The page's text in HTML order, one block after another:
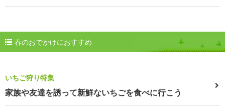
春のおでかけにおすすめ
いちご狩り特集
家族や友達を誘って新鮮ないちごを食べに行こう